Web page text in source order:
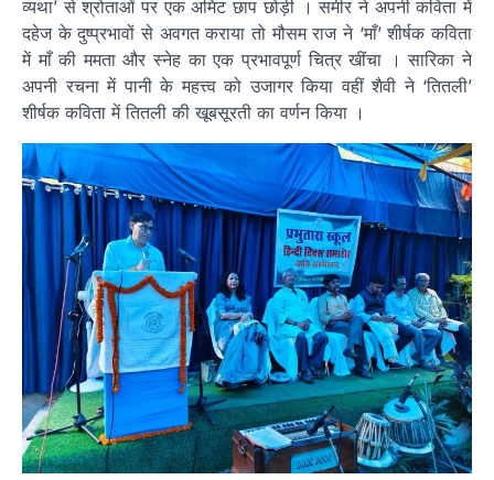
व्यथा’ से श्रोताओं पर एक अमिट छाप छोड़ी । समीर ने अपनी कविता में
दहेज के दुष्प्रभावों से अवगत कराया तो मौसम राज ने ‘माँ’ शीर्षक कविता
में माँ की ममता और स्नेह का एक प्रभावपूर्ण चित्र खींचा । सारिका ने
अपनी रचना में पानी के महत्त्व को उजागर किया वहीं शैवी ने ‘तितली’
शीर्षक कविता में तितली की खूबसूरती का वर्णन किया ।